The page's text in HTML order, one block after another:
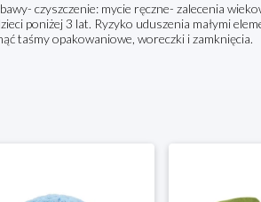
czyszczenie: mycie ręczne- zalecenia
poniżej 3 lat. Ryzyko uduszenia małymi
taśmy opakowaniowe, woreczki i zamknięcia.